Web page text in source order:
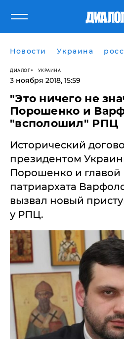
Новости Украина
ДИАЛОГ УКРАИНА
3 ноября 2018, 15:59
​"Это ничего не
Порошенко и
"всполошил" РПЦ
Исторический
президентом
Порошенко и главой
патриархата
вызвал новый
у РПЦ.